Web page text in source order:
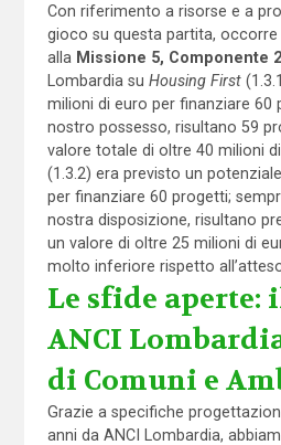
Con riferimento a risorse e a
gioco su questa partita,
alla Missione 5, Componente
Lombardia su Housing First
milioni di euro per finanziare 60
nostro possesso, risultano 59
valore totale di oltre 40 milioni
(1.3.2) era previsto un
per finanziare 60 progetti;
nostra disposizione, risultano
un valore di oltre 25 milioni di
molto inferiore rispetto
Le sfide aperte:
ANCI
di Comuni e
Grazie a specifiche
anni da ANCI Lombardia,